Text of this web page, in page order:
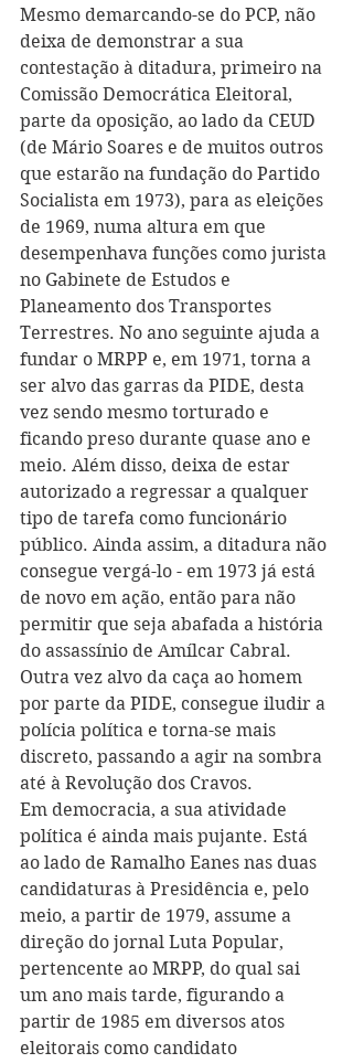
Mesmo demarcando-se do PCP, não
deixa de demonstrar a sua
contestação à ditadura, primeiro na
Comissão Democrática Eleitoral,
parte da oposição, ao lado da CEUD
(de Mário Soares e de muitos outros
que estarão na fundação do Partido
Socialista em 1973), para as eleições
de 1969, numa altura em que
desempenhava funções como jurista
no Gabinete de Estudos e
Planeamento dos Transportes
Terrestres. No ano seguinte ajuda a
fundar o MRPP e, em 1971, torna a
ser alvo das garras da PIDE, desta
vez sendo mesmo torturado e
ficando preso durante quase ano e
meio. Além disso, deixa de estar
autorizado a regressar a qualquer
tipo de tarefa como funcionário
público. Ainda assim, a ditadura não
consegue vergá-lo - em 1973 já está
de novo em ação, então para não
permitir que seja abafada a história
do assassínio de Amílcar Cabral.
Outra vez alvo da caça ao homem
por parte da PIDE, consegue iludir a
polícia política e torna-se mais
discreto, passando a agir na sombra
até à Revolução dos Cravos.
Em democracia, a sua atividade
política é ainda mais pujante. Está
ao lado de Ramalho Eanes nas duas
candidaturas à Presidência e, pelo
meio, a partir de 1979, assume a
direção do jornal Luta Popular,
pertencente ao MRPP, do qual sai
um ano mais tarde, figurando a
partir de 1985 em diversos atos
eleitorais como candidato